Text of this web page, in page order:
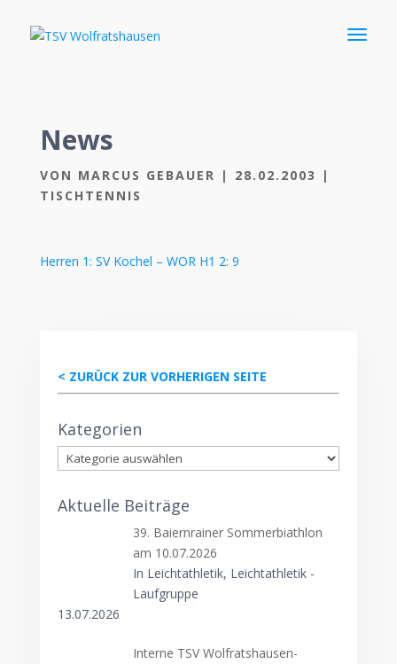
News
VON MARCUS GEBAUER | 28.02.2003
|
TISCHTENNIS
Herren 1: SV Kochel – WOR H1 2: 9
< ZURÜCK ZUR VORHERIGEN SEITE
Kategorien
Kategorien
Aktuelle Beiträge
39. Baiernrainer Sommerbiathlon
am 10.07.2026
In Leichtathletik, Leichtathletik -
Laufgruppe
13.07.2026
Interne TSV Wolfratshausen-